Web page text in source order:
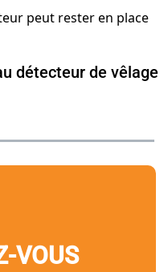
détecteur de vêlage
VOUS